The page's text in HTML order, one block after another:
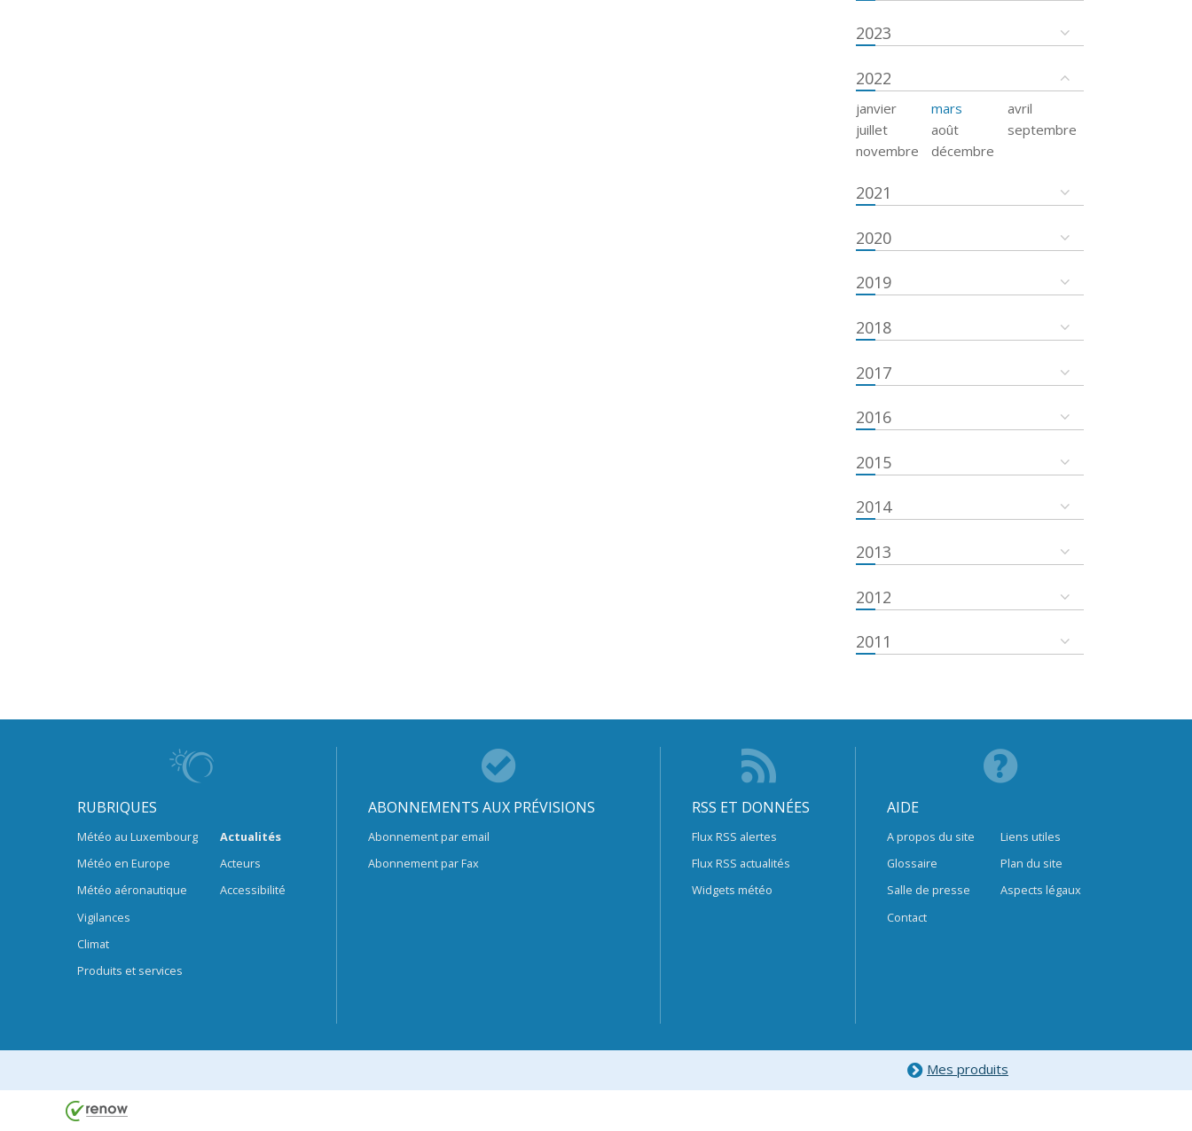
2023
2022
janvier mars
avril
juillet
août
septembre
novembre
décembre
2021
2020
2019
2018
2017
2016
2015
2014
2013
2012
2011
RUBRIQUES
Météo au Luxembourg
Météo en Europe
Météo aéronautique
Vigilances
Climat
Produits et services
Actualités
Acteurs
Accessibilité
ABONNEMENTS AUX PRÉVISIONS
Abonnement par email
Abonnement par Fax
RSS ET DONNÉES
Flux RSS alertes
Flux RSS actualités
Widgets météo
AIDE
A propos du site
Glossaire
Salle de presse
Contact
Liens utiles
Plan du site
Aspects légaux
Mes produits